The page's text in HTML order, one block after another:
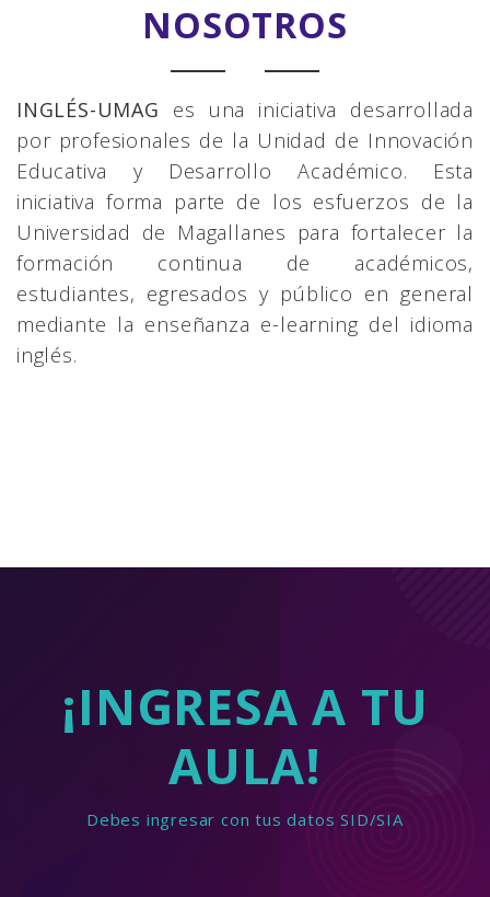
NOSOTROS
INGLÉS-UMAG es una iniciativa desarrollada
por profesionales de la Unidad de Innovación
Educativa y Desarrollo Académico. Esta
iniciativa forma parte de los esfuerzos de la
Universidad de Magallanes para fortalecer la
formación continua de académicos,
estudiantes, egresados y público en general
mediante la enseñanza e-learning del idioma
inglés.
¡INGRESA A TU
AULA!
Debes ingresar con tus datos SID/SIA